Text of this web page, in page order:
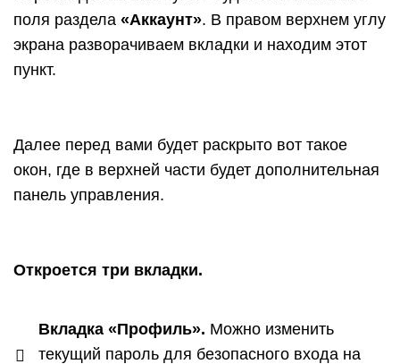
поля раздела «Аккаунт». В правом верхнем углу
экрана разворачиваем вкладки и находим этот
пункт.
Далее перед вами будет раскрыто вот такое
окон, где в верхней части будет дополнительная
панель управления.
Откроется три вкладки.
Вкладка «Профиль». Можно изменить
текущий пароль для безопасного входа на